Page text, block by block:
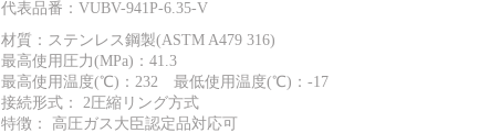
代表品番：VUBV-941P-6.35-V
材質：ステンレス鋼製(ASTM A479 316)
最高使用圧力(MPa)：41.3
最高使用温度(℃)：232 最低使用温度(℃)：-17
接続形式： 2圧縮リング方式
特徴： 高圧ガス大臣認定品対応可